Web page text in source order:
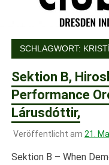
SCHLAGWORT:
Sektion B,
Performance
Lárusdóttir,
Veröffentlicht am 21.
Sektion B – When